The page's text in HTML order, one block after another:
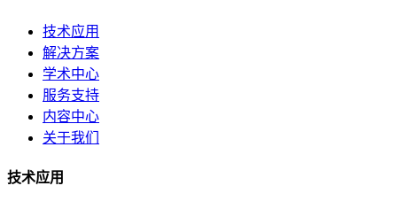
技术应用
解决方案
学术中心
服务支持
内容中心
关于我们
技术应用